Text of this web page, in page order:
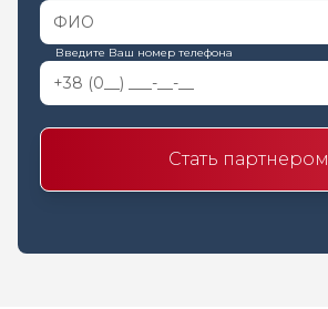
Введите Ваш номер телефона
Стать партнером